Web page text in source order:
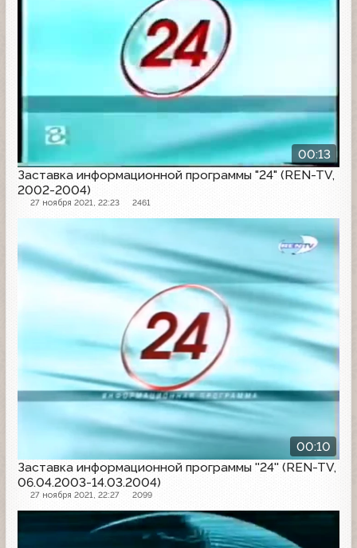
00:13
Заставка информационной программы "24" (REN-TV,
2002-2004)
27 ноября 2021, 22:23 2461
00:10
Заставка информационной программы ''24'' (REN-TV,
06.04.2003-14.03.2004)
27 ноября 2021, 22:27 2099